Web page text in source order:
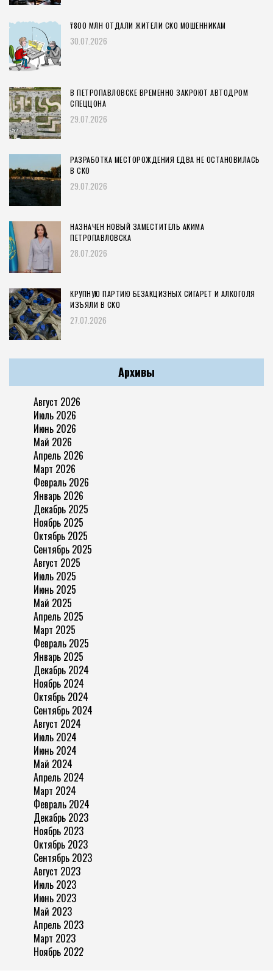
₸800 МЛН ОТДАЛИ ЖИТЕЛИ СКО МОШЕННИКАМ
30.07.2026
В ПЕТРОПАВЛОВСКЕ ВРЕМЕННО ЗАКРОЮТ АВТОДРОМ
СПЕЦЦОНА
29.07.2026
РАЗРАБОТКА МЕСТОРОЖДЕНИЯ ЕДВА НЕ ОСТАНОВИЛАСЬ
В СКО
29.07.2026
НАЗНАЧЕН НОВЫЙ ЗАМЕСТИТЕЛЬ АКИМА
ПЕТРОПАВЛОВСКА
28.07.2026
КРУПНУЮ ПАРТИЮ БЕЗАКЦИЗНЫХ СИГАРЕТ И АЛКОГОЛЯ
ИЗЪЯЛИ В СКО
27.07.2026
Архивы
Август 2026
Июль 2026
Июнь 2026
Май 2026
Апрель 2026
Март 2026
Февраль 2026
Январь 2026
Декабрь 2025
Ноябрь 2025
Октябрь 2025
Сентябрь 2025
Август 2025
Июль 2025
Июнь 2025
Май 2025
Апрель 2025
Март 2025
Февраль 2025
Январь 2025
Декабрь 2024
Ноябрь 2024
Октябрь 2024
Сентябрь 2024
Август 2024
Июль 2024
Июнь 2024
Май 2024
Апрель 2024
Март 2024
Февраль 2024
Декабрь 2023
Ноябрь 2023
Октябрь 2023
Сентябрь 2023
Август 2023
Июль 2023
Июнь 2023
Май 2023
Апрель 2023
Март 2023
Ноябрь 2022